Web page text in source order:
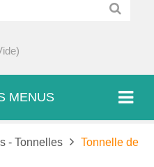
MENUS
- Tonnelles
Tonnelle de